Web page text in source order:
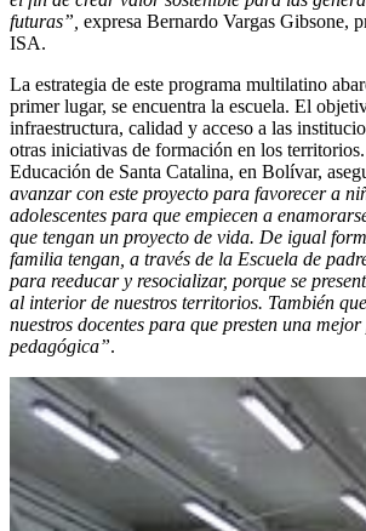
futuras”, expresa Bernardo Vargas Gibsone,
ISA.
La estrategia de este programa multilatino
primer lugar, se encuentra la escuela. El
infraestructura, calidad y acceso a las
otras iniciativas de formación en los
Educación de Santa Catalina, en Bolívar,
avanzar con este proyecto para favorecer a
adolescentes para que empiecen a
que tengan un proyecto de vida. De igual
familia tengan, a través de la Escuela de
para reeducar y resocializar, porque se
al interior de nuestros territorios. También
nuestros docentes para que presten una
pedagógica”.